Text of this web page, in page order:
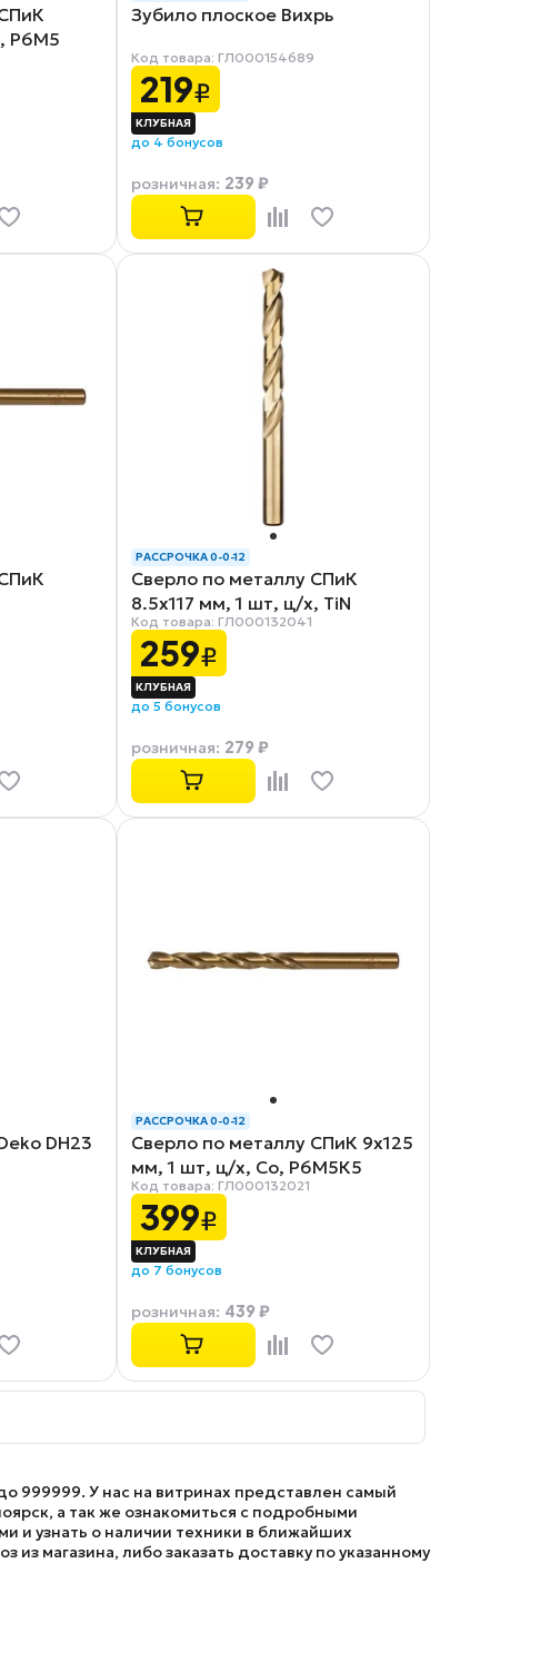
Р6М5
Зубило плоское Вихрь
Код товара: ГЛ000154689
219₽
до 4 бонусов
розничная: 239 ₽
РАССРОЧКА 0-0-12
Сверло по металлу СПиК
8.5x117 мм, 1 шт, ц/х, TiN
Код товара: ГЛ000132041
259₽
до 5 бонусов
розничная: 279 ₽
DH23
РАССРОЧКА 0-0-12
Сверло по металлу СПиК 9x125
мм, 1 шт, ц/х, Co, Р6М5К5
Код товара: ГЛ000132021
399₽
до 7 бонусов
розничная: 439 ₽
999999. У нас на витринах представлен самый
а так же ознакомиться с подробными
и узнать о наличии техники в ближайших
магазина, либо заказать доставку по указанному